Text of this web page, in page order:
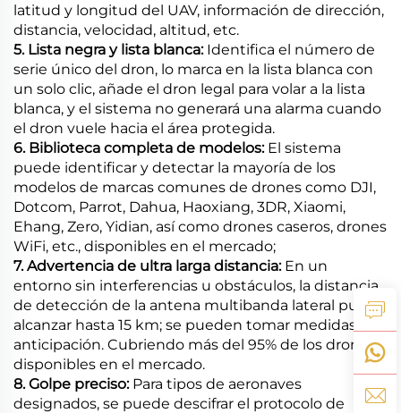
latitud y longitud del UAV, información de dirección,
distancia, velocidad, altitud, etc.
5. Lista negra y lista blanca: Identifica el número de
serie único del dron, lo marca en la lista blanca con
un solo clic, añade el dron legal para volar a la lista
blanca, y el sistema no generará una alarma cuando
el dron vuele hacia el área protegida.
6. Biblioteca completa de modelos: El sistema
puede identificar y detectar la mayoría de los
modelos de marcas comunes de drones como DJI,
Dotcom, Parrot, Dahua, Haoxiang, 3DR, Xiaomi,
Ehang, Zero, Yidian, así como drones caseros, drones
WiFi, etc., disponibles en el mercado;
7. Advertencia de ultra larga distancia: En un
entorno sin interferencias u obstáculos, la distancia
de detección de la antena multibanda lateral puede
alcanzar hasta 15 km; se pueden tomar medidas con
anticipación. Cubriendo más del 95% de los drones
disponibles en el mercado.
8. Golpe preciso: Para tipos de aeronaves
designados, se puede descifrar el protocolo de